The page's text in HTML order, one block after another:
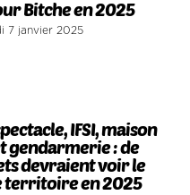
Bitche en 2025
7 janvier 2025
IFSI, maison
gendarmerie : de
devraient voir le
territoire en 2025